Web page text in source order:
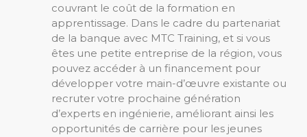
couvrant le coût de la formation en
apprentissage. Dans le cadre du partenariat
de la banque avec MTC Training, et si vous
êtes une petite entreprise de la région, vous
pouvez accéder à un financement pour
développer votre main-d’œuvre existante ou
recruter votre prochaine génération
d’experts en ingénierie, améliorant ainsi les
opportunités de carrière pour les jeunes